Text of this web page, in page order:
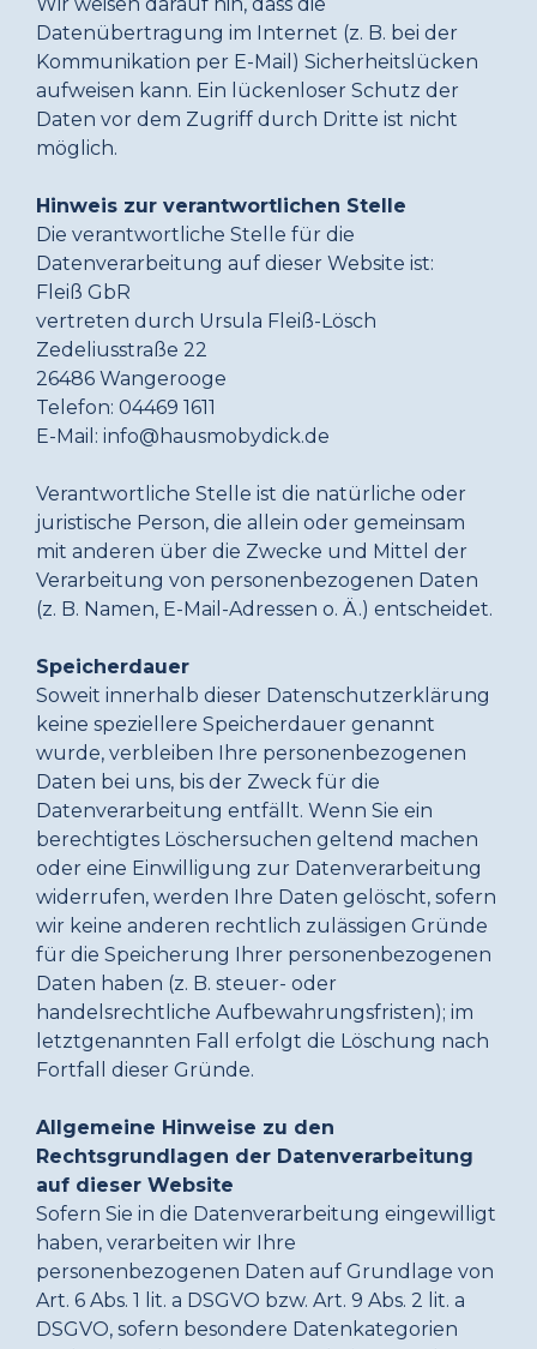
Datenübertragung im Internet (z. B. bei der
Kommunikation per E-Mail) Sicherheitslücken
aufweisen kann. Ein lückenloser Schutz der
Daten vor dem Zugriff durch Dritte ist nicht
möglich.
Hinweis zur verantwortlichen Stelle
Die verantwortliche Stelle für die
Datenverarbeitung auf dieser Website ist:
Fleiß GbR
vertreten durch Ursula Fleiß-Lösch
Zedeliusstraße 22
26486 Wangerooge
Telefon: 04469 1611
E-Mail: info@hausmobydick.de
Verantwortliche Stelle ist die natürliche oder
juristische Person, die allein oder gemeinsam
mit anderen über die Zwecke und Mittel der
Verarbeitung von personenbezogenen Daten
(z. B. Namen, E-Mail-Adressen o. Ä.) entscheidet.
Speicherdauer
Soweit innerhalb dieser Datenschutzerklärung
keine speziellere Speicherdauer genannt
wurde, verbleiben Ihre personenbezogenen
Daten bei uns, bis der Zweck für die
Datenverarbeitung entfällt. Wenn Sie ein
berechtigtes Löschersuchen geltend machen
oder eine Einwilligung zur Datenverarbeitung
widerrufen, werden Ihre Daten gelöscht, sofern
wir keine anderen rechtlich zulässigen Gründe
für die Speicherung Ihrer personenbezogenen
Daten haben (z. B. steuer- oder
handelsrechtliche Aufbewahrungsfristen); im
letztgenannten Fall erfolgt die Löschung nach
Fortfall dieser Gründe.
Allgemeine Hinweise zu den
Rechtsgrundlagen der Datenverarbeitung
auf dieser Website
Sofern Sie in die Datenverarbeitung eingewilligt
haben, verarbeiten wir Ihre
personenbezogenen Daten auf Grundlage von
Art. 6 Abs. 1 lit. a DSGVO bzw. Art. 9 Abs. 2 lit. a
DSGVO, sofern besondere Datenkategorien